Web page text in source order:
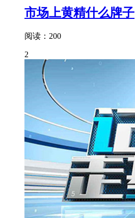
市场上黄精什么牌子
阅读：200
2